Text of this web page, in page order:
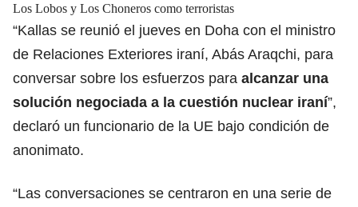
Los Lobos y Los Choneros como terroristas
“Kallas se reunió el jueves en Doha con el ministro
de Relaciones Exteriores iraní, Abás Araqchi, para
conversar sobre los esfuerzos para alcanzar una
solución negociada a la cuestión nuclear iraní”,
declaró un funcionario de la UE bajo condición de
anonimato.
“Las conversaciones se centraron en una serie de